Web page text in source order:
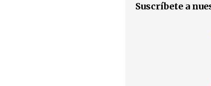
Suscríbete a